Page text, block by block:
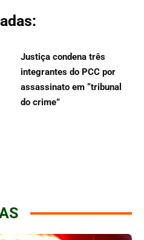
Justiça condena três
integrantes do PCC por
assassinato em “tribunal
do crime”